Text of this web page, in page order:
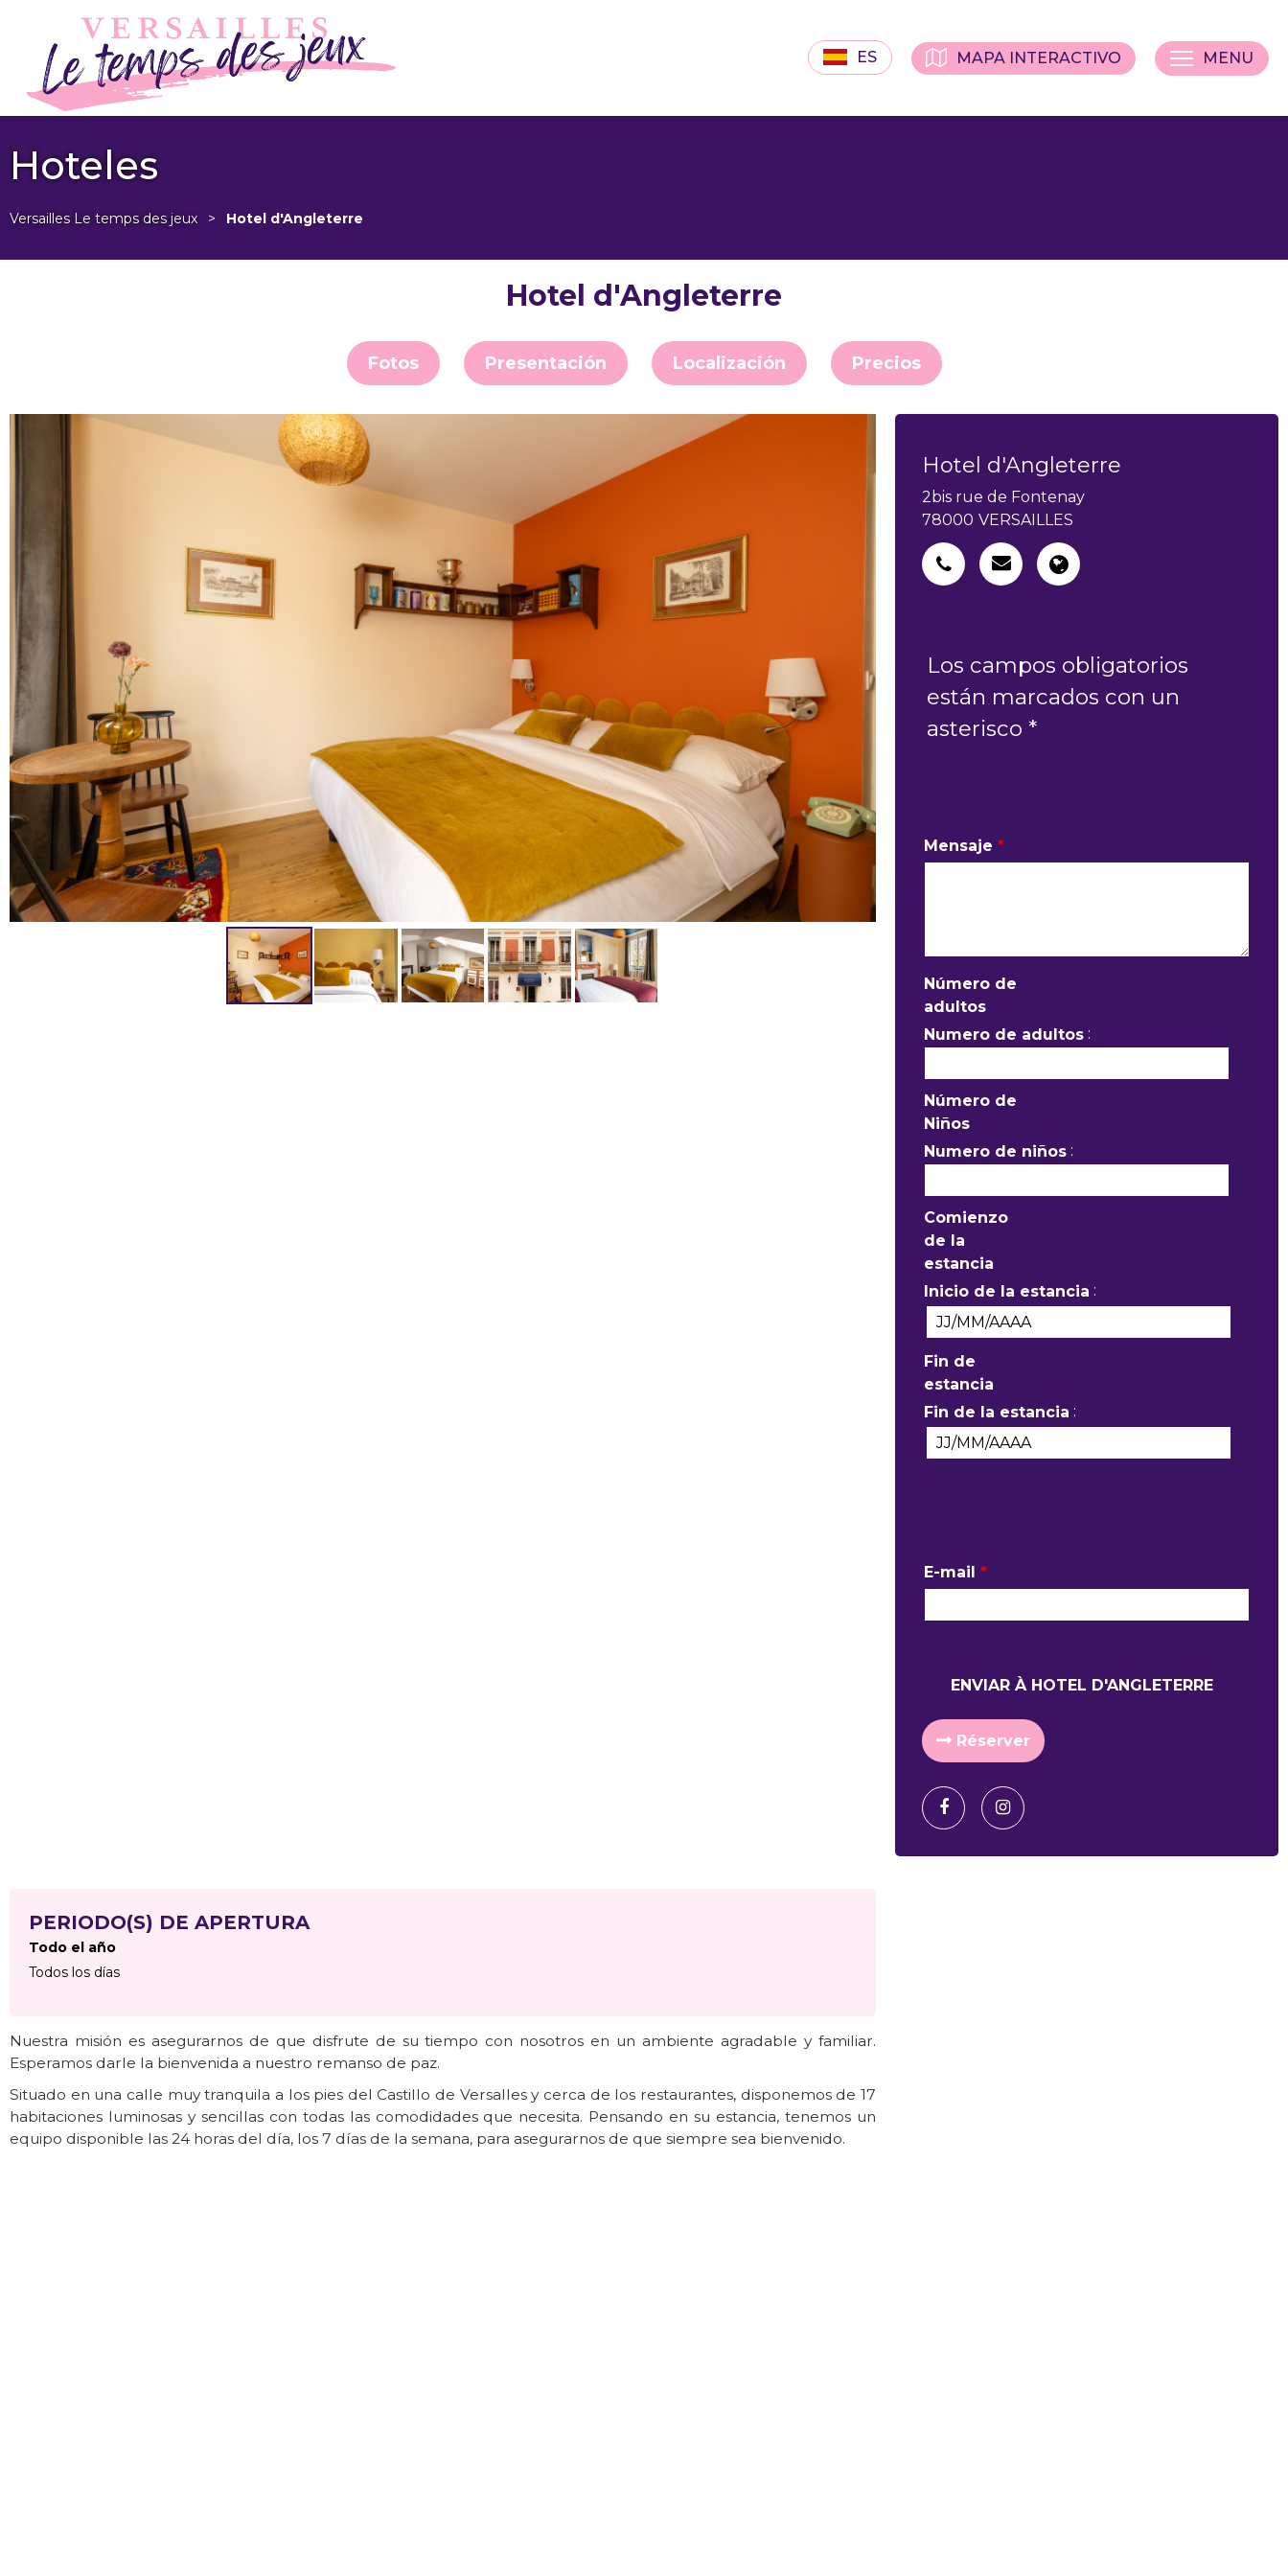
ES MAPA INTERACTIVO MENU
Hoteles
Versailles Le temps des jeux > Hotel d'Angleterre
Hotel d'Angleterre
Fotos Presentación Localización Precios
Hotel d'Angleterre
2bis rue de Fontenay
78000 VERSAILLES
Los campos obligatorios
están marcados con un
asterisco *
Mensaje *
Número de
adultos
Numero de adultos :
Número de
Niños
Numero de niños :
Comienzo
de la
estancia
Inicio de la estancia :
Fin de
estancia
Fin de la estancia :
E-mail *
Réserver
PERIODO(S) DE APERTURA
Todo el año
Todos los días
Nuestra misión es asegurarnos de que disfrute de su tiempo con nosotros en un ambiente agradable y familiar.
Esperamos darle la bienvenida a nuestro remanso de paz.
Situado en una calle muy tranquila a los pies del Castillo de Versalles y cerca de los restaurantes, disponemos de 17
habitaciones luminosas y sencillas con todas las comodidades que necesita. Pensando en su estancia, tenemos un
equipo disponible las 24 horas del día, los 7 días de la semana, para asegurarnos de que siempre sea bienvenido.